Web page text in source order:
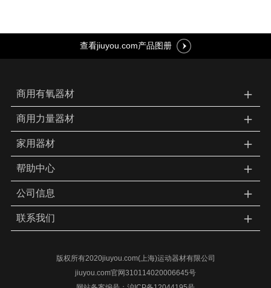
查看jiuyou.com产品图册
商用有氧器材 ＋
商用力量器材 ＋
家用器材 ＋
帮助中心 ＋
公司信息 ＋
联系我们 ＋
版权所有2020jiuyou.com(上海)运动器材有限公司
jiuyou.com官网310114020006645号